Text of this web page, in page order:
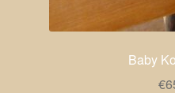
Baby
€